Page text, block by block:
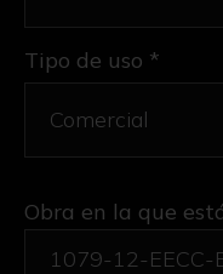
Tipo de uso *
Obra en la que
1079-12-EECC-